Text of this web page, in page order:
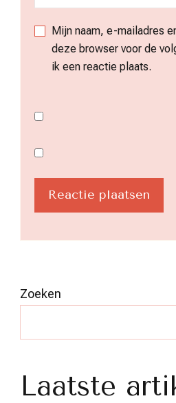
Mijn naam, e-mailadres
deze browser voor de
ik een reactie plaats.
Zoeken
Laatste